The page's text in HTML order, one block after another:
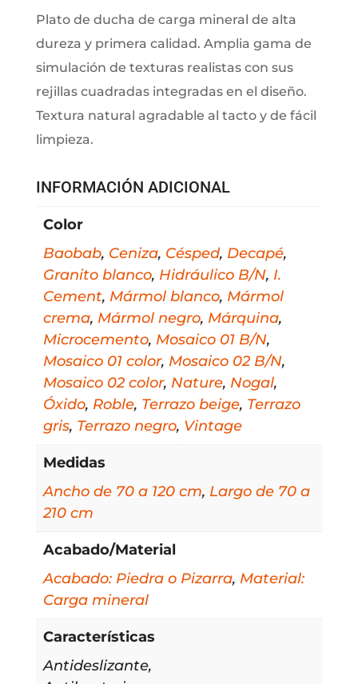
Plato de ducha de carga mineral de alta
dureza y primera calidad. Amplia gama de
simulación de texturas realistas con sus
rejillas cuadradas integradas en el diseño.
Textura natural agradable al tacto y de fácil
limpieza.
INFORMACIÓN ADICIONAL
Color
Baobab, Ceniza, Césped, Decapé,
Granito blanco, Hidráulico B/N, I.
Cement, Mármol blanco, Mármol
crema, Mármol negro, Márquina,
Microcemento, Mosaico 01 B/N,
Mosaico 01 color, Mosaico 02 B/N,
Mosaico 02 color, Nature, Nogal,
Óxido, Roble, Terrazo beige, Terrazo
gris, Terrazo negro, Vintage
Medidas
Ancho de 70 a 120 cm, Largo de 70 a
210 cm
Acabado/Material
Acabado: Piedra o Pizarra, Material:
Carga mineral
Características
Antideslizante,